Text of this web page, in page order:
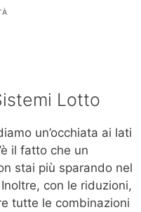
Lotto
un’occhiata ai lati
il fatto che un
stai più sparando nel
con le riduzioni,
tutte le combinazioni